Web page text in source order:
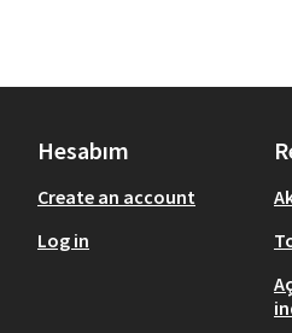
Hesabım
Create an account
Log in